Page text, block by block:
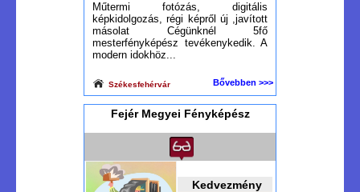
Műtermi fotózás, digitális
képkidolgozás, régi képről új ,javított
másolat Cégünknél 5fő
mesterfényképész tevékenykedik. A
modern idokhöz...
Székesfehérvár Bővebben >>>
Fejér Megyei Fényképész
Kedvezmény